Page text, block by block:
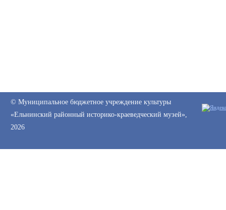
© Муниципальное бюджетное учреждение культуры
«Ельнинский районный историко-краеведческий музей»,
2026